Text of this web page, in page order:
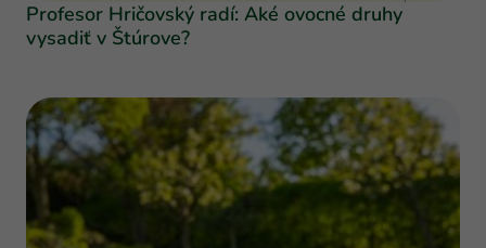
Profesor Hričovský radí: Aké ovocné druhy
vysadiť v Štúrove?